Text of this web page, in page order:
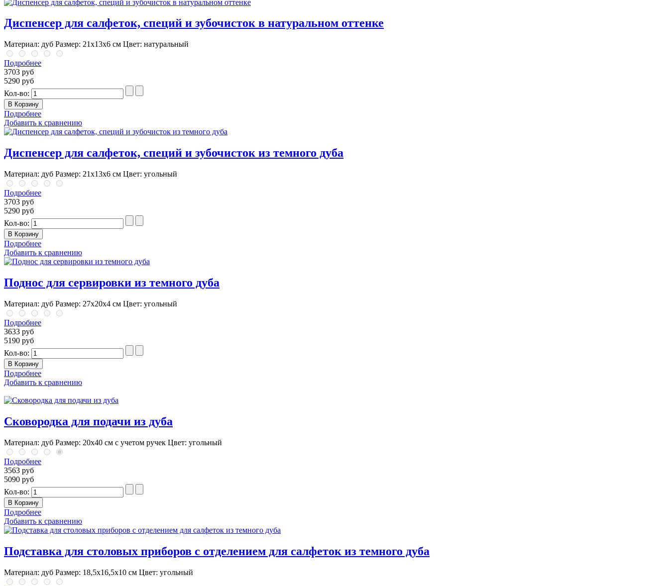
Диспенсер для салфеток, специй и зубочисток в натуральном оттенке
Материал: дуб Размер: 21х13х6 см Цвет: натуральный
Подробнее
3703 руб
5290 руб
Кол-во:
Подробнее
Добавить к сравнению
Диспенсер для салфеток, специй и зубочисток из темного дуба
Материал: дуб Размер: 21х13х6 см Цвет: угольный
Подробнее
3703 руб
5290 руб
Кол-во:
Подробнее
Добавить к сравнению
Поднос для сервировки из темного дуба
Материал: дуб Размер: 27х20х4 см Цвет: угольный
Подробнее
3633 руб
5190 руб
Кол-во:
Подробнее
Добавить к сравнению
Сковородка для подачи из дуба
Материал: дуб Размер: 20х40 см с учетом ручек Цвет: угольный
Подробнее
3563 руб
5090 руб
Кол-во:
Подробнее
Добавить к сравнению
Подставка для столовых приборов с отделением для салфеток из темного дуба
Материал: дуб Размер: 18,5х16,5х10 см Цвет: угольный